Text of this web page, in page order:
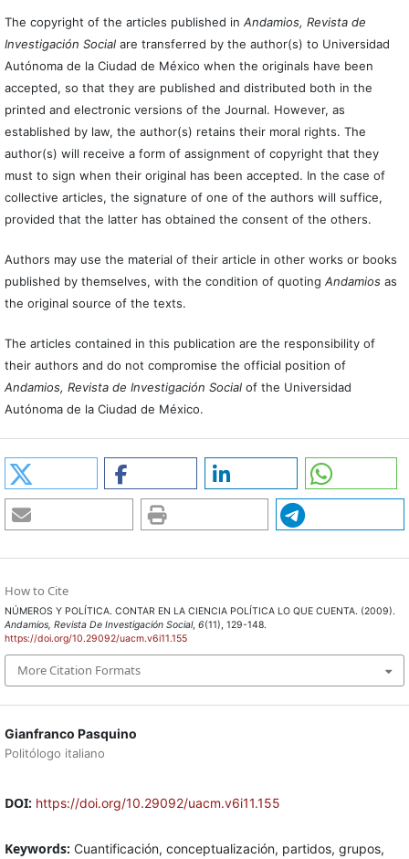
Gianfranco Pasquino
Politólogo italiano
DOI: https://doi.org/10.29092/uacm.v6i11.155
Keywords: Cuantificación, conceptualización, partidos, grupos,
The copyright of the articles published in Andamios, Revista de
Investigación Socialare transferred by the author(s) to Universidad
Autónoma de la Ciudad de México when the originals have been
accepted, so that they are published and distributed both in the
printed and electronic versions of the Journal. However, as
established by law, the author(s) retains their moral rights. The
author(s) will receive a form of assignment of copyright that they
must to sign when their original has been accepted. In the case of
collective articles, the signature of one of the authors will suffice,
provided that the latter has obtained the consent of the others.
Authors may use the material of their article in other works or books
published by themselves, with the condition of quoting Andamiosas
the original source of the texts.
The articles contained in this publication are the responsibility of
their authors and do not compromise the official position of
Andamios, Revista de Investigación Social of the Universidad
Autónoma de la Ciudad de México.
How to Cite
NÚMEROS Y POLÍTICA. CONTAR EN LA CIENCIA POLÍTICA LO QUE CUENTA. (2009).
Andamios, Revista De Investigación Social, 6(11), 129-148.
https://doi.org/10.29092/uacm.v6i11.155
More Citation Formats